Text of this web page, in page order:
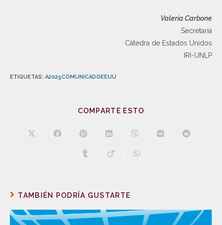
Valeria Carbone
Secretaria
Cátedra de Estados Unidos
IRI-UNLP
ETIQUETAS: A2025COMUNICADOEEUU
COMPARTE ESTO
TAMBIÉN PODRÍA GUSTARTE